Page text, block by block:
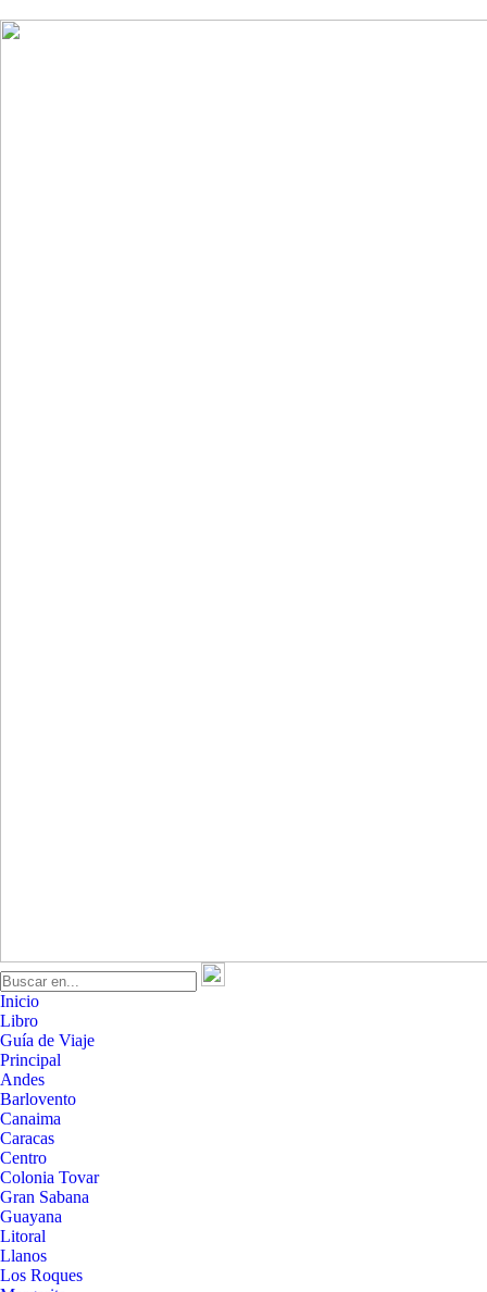
Inicio
Libro
Guía de Viaje
Principal
Andes
Barlovento
Canaima
Caracas
Centro
Colonia Tovar
Gran Sabana
Guayana
Litoral
Llanos
Los Roques